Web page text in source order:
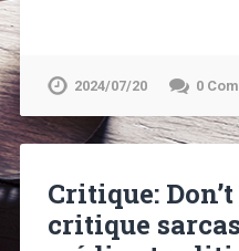
2024/07/20 0
Critique:
critique